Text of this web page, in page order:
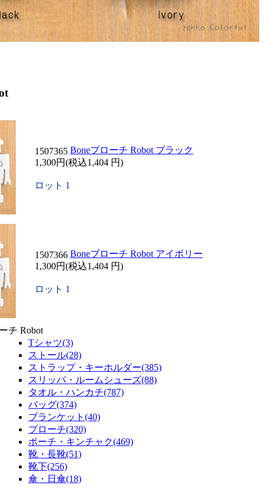
1507365 Boneブローチ Robot ブラック
1,300円(税込1,404 円)
ロット 1
1507366 Boneブローチ Robot アイボリー
1,300円(税込1,404 円)
ロット 1
チ Robot
Tシャツ(3)
ストール(28)
ストラップ・キーホルダー(385)
スリッパ・ルームシューズ(88)
タオル・ハンカチ(787)
バッグ(374)
ブランケット(40)
ブローチ(320)
ポーチ・キンチャク(469)
靴・長靴(51)
靴下(256)
傘・日傘(18)